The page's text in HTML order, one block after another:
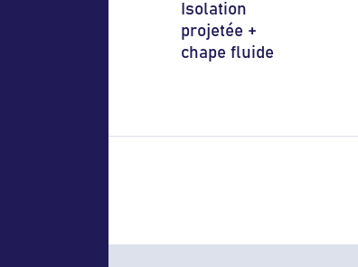
Isolation
projetée +
chape fluide